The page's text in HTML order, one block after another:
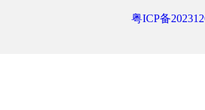
粤ICP备